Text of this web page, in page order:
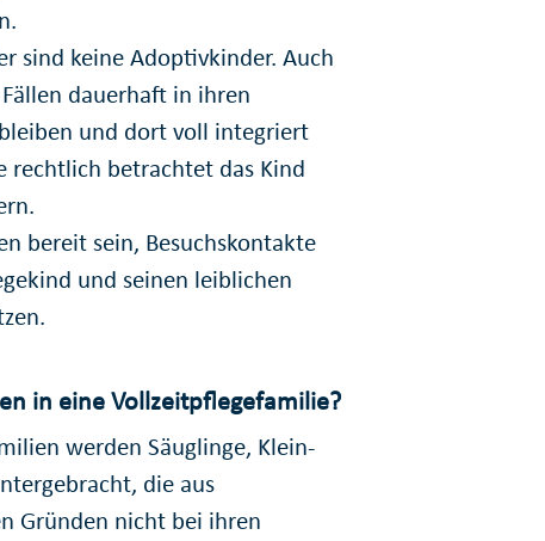
sind keine Adoptivkinder. Auch
dauerhaft in ihren
und dort voll integriert
rechtlich betrachtet das Kind
bereit sein, Besuchskontakte
und seinen leiblichen
in eine Vollzeitpflegefamilie?
werden Säuglinge, Klein-
die aus
Gründen nicht bei ihren